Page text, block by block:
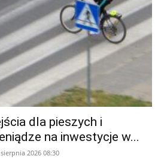
dla pieszych i
na inwestycje w...
2026 08:30